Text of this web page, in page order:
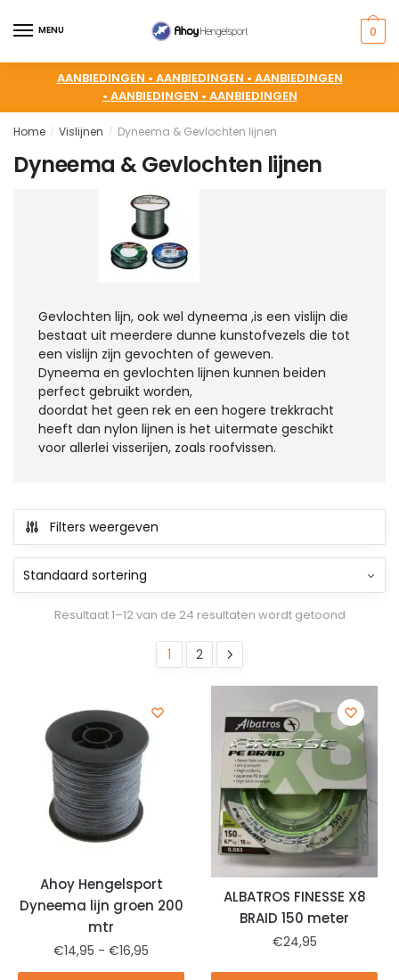
MENU 0
AANBIEDINGEN • AANBIEDINGEN • AANBIEDINGEN
• AANBIEDINGEN • AANBIEDINGEN
Home / Vislijnen / Dyneema & Gevlochten lijnen
Dyneema & Gevlochten lijnen
Gevlochten lijn, ook wel dyneema ,is een vislijn die
bestaat uit meerdere dunne kunstofvezels die tot
een vislijn zijn gevochten of geweven.
Dyneema en gevlochten lijnen kunnen beiden
perfect gebruikt worden,
doordat het geen rek en een hogere trekkracht
heeft dan nylon lijnen is het uitermate geschikt
voor allerlei visserijen, zoals roofvissen.
Filters weergeven
Resultaat 1–12 van de 24 resultaten wordt getoond
1 2
Ahoy Hengelsport
Dyneema lijn groen 200
mtr
€14,95 - €16,95
ALBATROS FINESSE X8
BRAID 150 meter
€24,95